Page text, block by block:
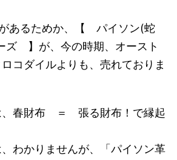
あるためか、【 パイソン(蛇
ズ 】が、今の時期、オースト
コダイルよりも、売れておりま
、春財布 ＝ 張る財布！で縁起
わかりませんが、「パイソン革